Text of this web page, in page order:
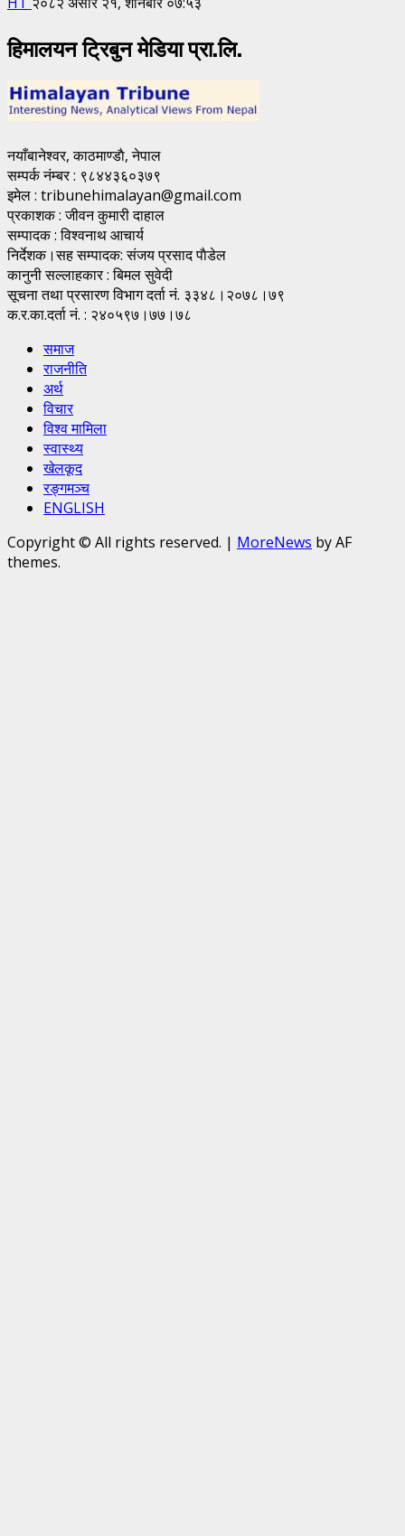
हिमालयन ट्रिबुन मेडिया प्रा.लि.
नयाँबानेश्वर, काठमाण्डाै, नेपाल
सम्पर्क नंम्बर : ९८४४३६०३७९
इमेल : tribunehimalayan@gmail.com
प्रकाशक : जीवन कुमारी दाहाल
सम्पादक : विश्वनाथ आचार्य
निर्देशक।सह सम्पादक: संजय प्रसाद पाैडेल
कानुनी सल्लाहकार : बिमल सुवेदी
सूचना तथा प्रसारण विभाग दर्ता नं. ३३४८।२०७८।७९
क.र.का.दर्ता नं. : २४०५९७।७७।७८
समाज
राजनीति
अर्थ
विचार
विश्व मामिला
स्वास्थ्य
खेलकूद
रङ्गमञ्च
ENGLISH
Copyright © All rights reserved. | MoreNews by AF
themes.